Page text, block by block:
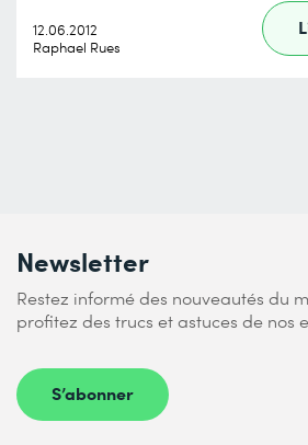
12.06.2012
Raphael Rues
Newsletter
Restez informé des nouveautés du
profitez des trucs et astuces de nos
S’abonner